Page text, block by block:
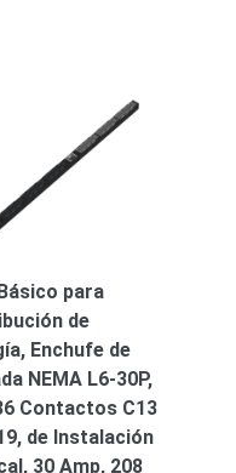
para
de
Enchufe de
NEMA L6-30P,
Contactos C13
de Instalación
30 Amp, 208